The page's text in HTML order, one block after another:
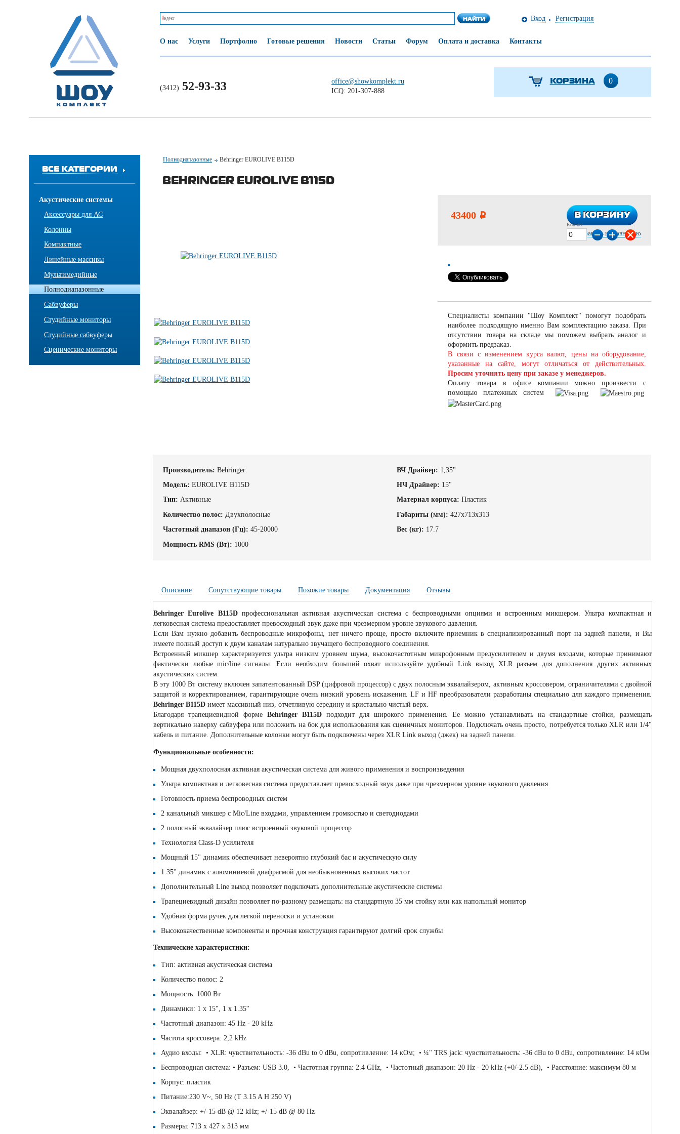
Вход Регистрация
О нас Услуги Портфолио Готовые решения Новости Статьи Форум Оплата и доставка Контакты
(3412) 52-93-33
office@showkomplekt.ru
ICQ: 201-307-888
КОРЗИНА 0
ВСЕ КАТЕГОРИИ
Акустические системы
Аксессуары для АС
Колонны
Компактные
Линейные массивы
Мультимедийные
Полнодиапазонные
Сабвуферы
Студийные мониторы
Студийные сабвуферы
Сценические мониторы
Полнодиапазонные Behringer EUROLIVE B115D
BEHRINGER EUROLIVE B115D
43400 i В КОРЗИНУ
В КОРЗИНУ
Кол-во
Добавить к сравнению
Специалисты компании "Шоу Комплект" помогут подобрать
наиболее подходящую именно Вам комплектацию заказа. При
отсутствии товара на складе мы поможем выбрать аналог и
оформить предзаказ.
В связи с изменением курса валют, цены на оборудование,
указанные на сайте, могут отличаться от действительных.
Просим уточнять цену при заказе у менеджеров.
Оплату товара в офисе компании можно произвести с
помощью платежных систем
Производитель: Behringer
Модель: EUROLIVE B115D
Тип: Активные
Количество полос: Двухполосные
Частотный диапазон (Гц): 45-20000
Мощность RMS (Вт): 1000
ВЧ Драйвер: 1,35"
НЧ Драйвер: 15"
Материал корпуса: Пластик
Габариты (мм): 427x713x313
Вес (кг): 17.7
Описание Сопутствующие товары Похожие товары Документация Отзывы
Behringer Eurolive B115Dпрофессиональная активная акустическая система с беспроводными опциями и встроенным микшером. Ультра компактная и
легковесная система предоставляет превосходный звук даже при чрезмерном уровне звукового давления.
Если Вам нужно добавить беспроводные микрофоны, нет ничего проще, просто включите приемник в специализированный порт на задней панели, и Вы
имеете полный доступ к двум каналам натурально звучащего беспроводного соединения.
Встроенный микшер характеризуется ультра низким уровнем шума, высокочастотным микрофонным предусилителем и двумя входами, которые принимают
фактически любые mic/line сигналы. Если необходим больший охват используйте удобный Link выход XLR разъем для дополнения других активных
акустических систем.
В эту 1000 Вт систему включен запатентованный DSP (цифровой процессор) с двух полосным эквалайзером, активным кроссовером, ограничителями с двойной
защитой и корректированием, гарантирующие очень низкий уровень искажения. LF и НF преобразователи разработаны специально для каждого применения.
Behringer B115D имеет массивный низ, отчетливую середину и кристально чистый верх.
Благодаря трапециевидной формеBehringer B115D подходит для широкого применения. Ее можно устанавливать на стандартные стойки, размещать
вертикально наверху сабвуфера или положить на бок для использования как сценичных мониторов. Подключать очень просто, потребуется только XLR или 1/4"
кабель и питание. Дополнительные колонки могут быть подключены через XLR Link выход (джек) на задней панели.
Функциональные особенности:
Мощная двухполосная активная акустическая система для живого применения и воспроизведения
Ультра компактная и легковесная система предоставляет превосходный звук даже при чрезмерном уровне звукового давления
Готовность приема беспроводных систем
2 канальный микшер с Mic/Line входами, управлением громкостью и светодиодами
2 полосный эквалайзер плюс встроенный звуковой процессор
Технология Class-D усилителя
Мощный 15'' динамик обеспечивает невероятно глубокий бас и акустическую силу
1.35'' динамик с алюминиевой диафрагмой для необыкновенных высоких частот
Дополнительный Line выход позволяет подключать дополнительные акустические системы
Трапециевидный дизайн позволяет по-разному размещать: на стандартную 35 мм стойку или как напольный монитор
Удобная форма ручек для легкой переноски и установки
Высококачественные компоненты и прочная конструкция гарантируют долгий срок службы
Технические характеристики:
Тип: активная акустическая система
Количество полос: 2
Мощность: 1000 Вт
Динамики: 1 х 15", 1 х 1.35''
Частотный диапазон: 45 Hz - 20 kHz
Частота кроссовера: 2,2 kHz
Аудио входы: • XLR: чувствительность: -36 dBu to 0 dBu, сопротивление: 14 кОм; • ¼" TRS jack: чувствительность: -36 dBu to 0 dBu, сопротивление: 14 кОм
Беспроводная система: • Разъем: USB 3.0, • Частотная группа: 2.4 GHz, • Частотный диапазон: 20 Hz - 20 kHz (+0/-2.5 dB), • Расстояние: максимум 80 м
Корпус: пластик
Питание:230 V~, 50 Hz (T 3.15 A H 250 V)
Эквалайзер: +/-15 dB @ 12 kHz; +/-15 dB @ 80 Hz
Размеры: 713 х 427 х 313 мм